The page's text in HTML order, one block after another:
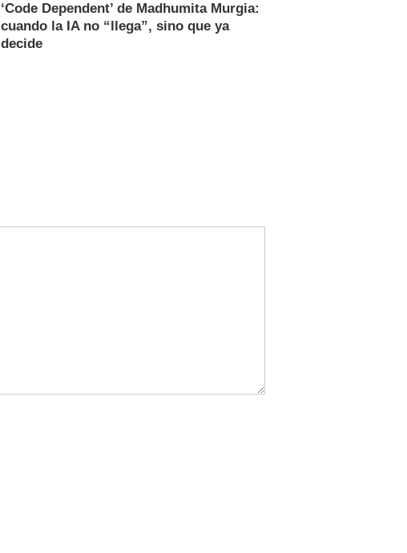
‘Code Dependent’ de Madhumita Murgia:
cuando la IA no “llega”, sino que ya
decide